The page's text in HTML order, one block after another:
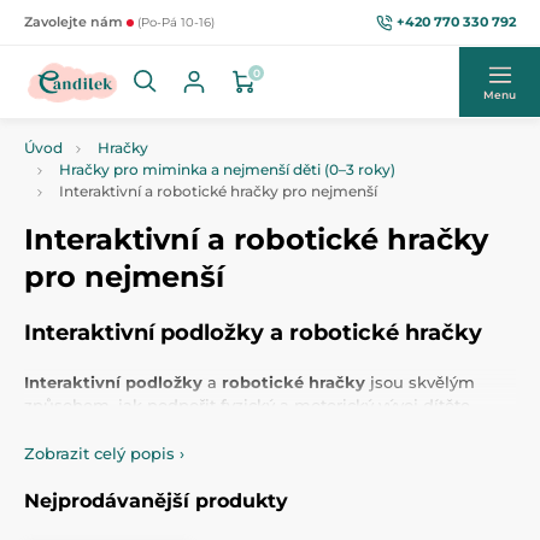
Zavolejte nám (Po-Pá 10-16) +420 770 330 792
0
Menu
Úvod
Hračky
Hračky pro miminka a nejmenší děti (0–3 roky)
Interaktivní a robotické hračky pro nejmenší
Interaktivní a robotické hračky
pro nejmenší
Interaktivní podložky a robotické hračky
Interaktivní podložky a robotické hračky jsou skvělým
způsobem, jak podpořit fyzický a motorický vývoj dítěte.
různé svalové partie k udržení rovnováhy a samostatnému
břicha a zad, což přispívá k celkovému rozvoji motoriky a
Zobrazit celý popis ›
Nejprodávanější produkty